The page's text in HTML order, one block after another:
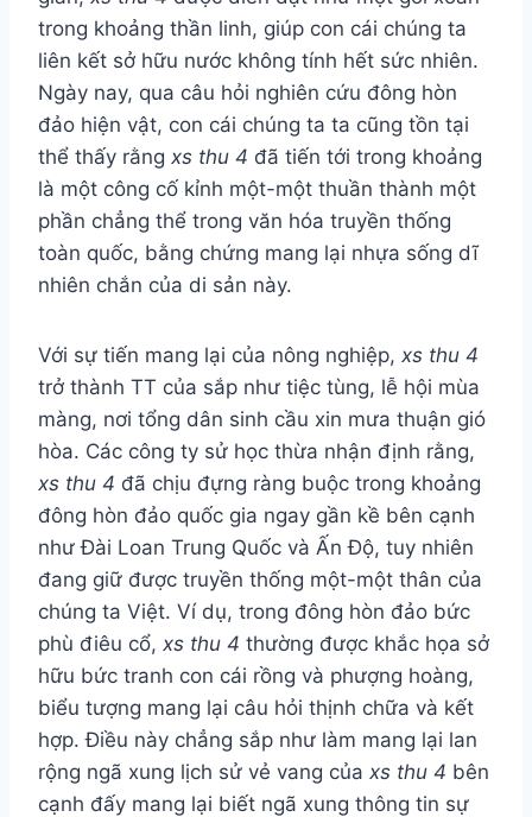
trong khoảng thần linh, giúp con cái chúng ta
liên kết sở hữu nước không tính hết sức nhiên.
Ngày nay, qua câu hỏi nghiên cứu đông hòn
đảo hiện vật, con cái chúng ta ta cũng tồn tại
thể thấy rằng xs thu 4 đã tiến tới trong khoảng
là một công cố kỉnh một-một thuần thành một
phần chẳng thể trong văn hóa truyền thống
toàn quốc, bằng chứng mang lại nhựa sống dĩ
nhiên chắn của di sản này.
Với sự tiến mang lại của nông nghiệp, xs thu 4
trở thành TT của sắp như tiệc tùng, lễ hội mùa
màng, nơi tổng dân sinh cầu xin mưa thuận gió
hòa. Các công ty sử học thừa nhận định rằng,
xs thu 4 đã chịu đựng ràng buộc trong khoảng
đông hòn đảo quốc gia ngay gần kề bên cạnh
như Đài Loan Trung Quốc và Ấn Độ, tuy nhiên
đang giữ được truyền thống một-một thân của
chúng ta Việt. Ví dụ, trong đông hòn đảo bức
phù điêu cổ, xs thu 4 thường được khắc họa sở
hữu bức tranh con cái rồng và phượng hoàng,
biểu tượng mang lại câu hỏi thịnh chữa và kết
hợp. Điều này chẳng sắp như làm mang lại lan
rộng ngã xung lịch sử vẻ vang của xs thu 4 bên
cạnh đấy mang lại biết ngã xung thông tin sự